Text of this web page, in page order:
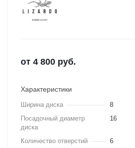
от 4 800 руб.
Характеристики
Ширина диска
8
Посадочный диаметр
диска
16
Количество отверстий
6